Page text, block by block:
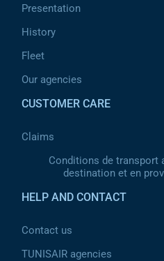
Presentation
History
Fleet
Our agencies
CUSTOMER CARE
Claims
Conditions de transport
destination et en
HELP AND CONTACT
Contact us
TUNISAIR agencies